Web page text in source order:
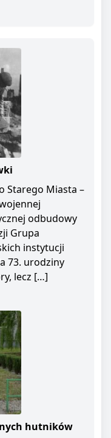
Starego Miasta –
odbudowy
Grupa
instytucji
73. urodziny
lecz […]
hutników